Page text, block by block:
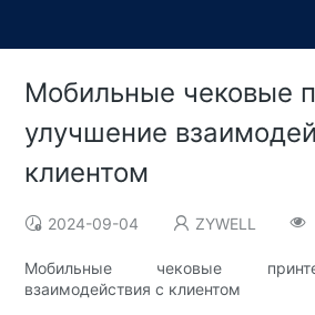
Мобильные чековые
улучшение
клиентом
2024-09-04 ZYWELL
Мобильные чековые
взаимодействия с клиентом